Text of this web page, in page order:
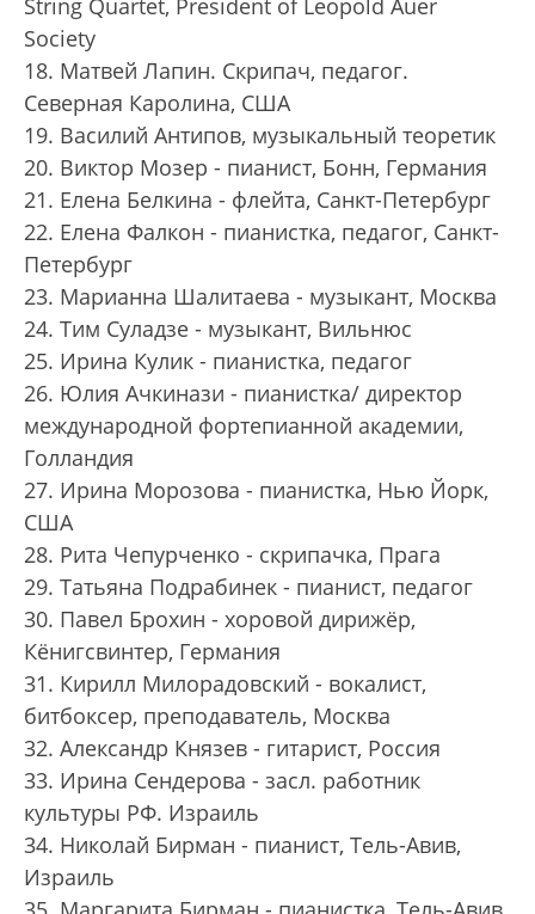
String Quartet, President of Leopold Auer
Society
18. Матвей Лапин. Скрипач, педагог.
Северная Каролина, США
19. Василий Антипов, музыкальный теоретик
20. Виктор Мозер - пианист, Бонн, Германия
21. Елена Белкина - флейта, Санкт-Петербург
22. Елена Фалкон - пианистка, педагог, Санкт-
Петербург
23. Марианна Шалитаева - музыкант, Москва
24. Тим Суладзе - музыкант, Вильнюс
25. Ирина Кулик - пианистка, педагог
26. Юлия Ачкинази - пианистка/ директор
международной фортепианной академии,
Голландия
27. Ирина Морозова - пианистка, Нью Йорк,
США
28. Рита Чепурченко - скрипачка, Прага
29. Татьяна Подрабинек - пианист, педагог
30. Павел Брохин - хоровой дирижёр,
Кёнигсвинтер, Германия
31. Кирилл Милорадовский - вокалист,
битбоксер, преподаватель, Москва
32. Александр Князев - гитарист, Россия
33. Ирина Сендерова - засл. работник
культуры РФ. Израиль
34. Николай Бирман - пианист, Тель-Авив,
Израиль